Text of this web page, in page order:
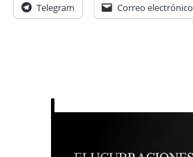
Telegram Correo electrónico